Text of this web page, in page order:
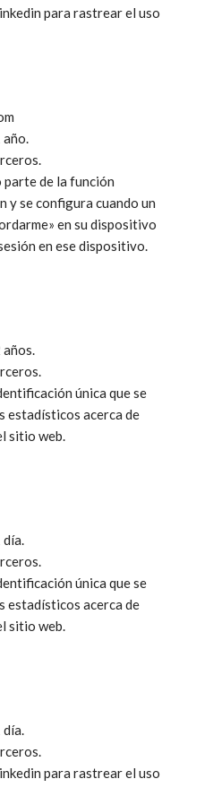
para rastrear el uso
año.
parte de la función
y se configura cuando un
en su dispositivo
en ese dispositivo.
única que se
estadísticos acerca de
sitio web.
día.
única que se
estadísticos acerca de
sitio web.
día.
para rastrear el uso